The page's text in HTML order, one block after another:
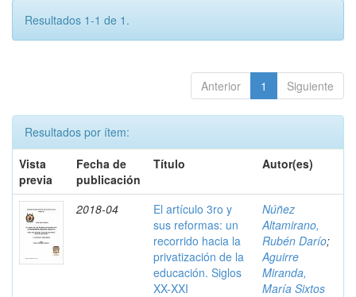
Resultados 1-1 de 1.
Anterior 1 Siguiente
Resultados por ítem:
Vista
previa
Fecha de
publicación
Título Autor(es)
2018-04
El artículo 3ro y
sus reformas: un
recorrido hacia la
privatización de la
educación. Siglos
XX-XXI
Núñez
Altamirano,
Rubén Darío;
Aguirre
Miranda,
María Sixtos